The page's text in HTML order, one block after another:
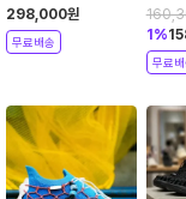
버치 카메오 로즈 운동
화 1032946
298,000원
무료배송
용 경
클래식
화이
1%
무료배